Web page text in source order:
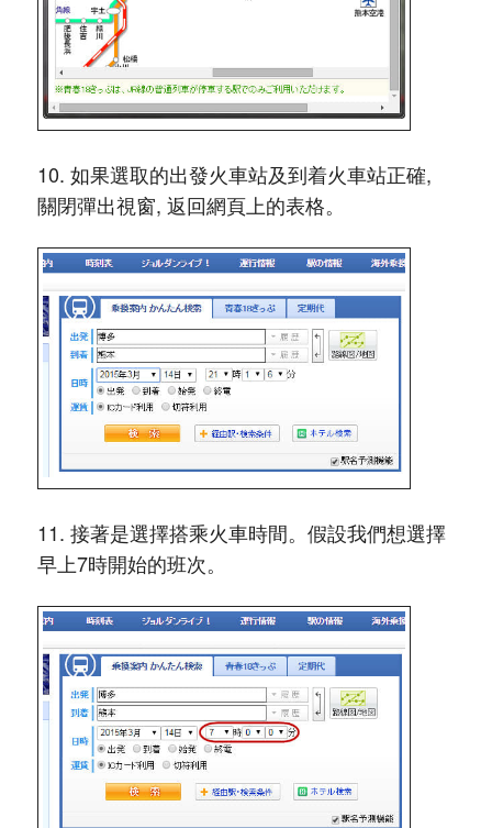
10. 如果選取的出發火車站及到着火車站正確,
關閉彈出視窗, 返回網頁上的表格。
11. 接著是選擇搭乘火車時間。假設我們想選擇
早上7時開始的班次。